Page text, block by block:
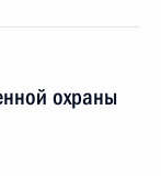
охраны